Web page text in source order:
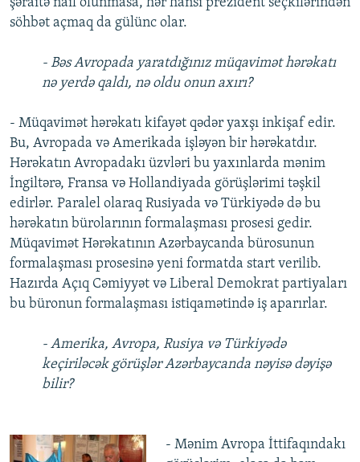
şəraitə nail olunmasa, hər hansı prezident seçkilərindən
söhbət açmaq da gülünc olar.
- Bəs Avropada yaratdığınız müqavimət hərəkatı
nə yerdə qaldı, nə oldu onun axırı?
- Müqavimət hərəkatı kifayət qədər yaxşı inkişaf edir.
Bu, Avropada və Amerikada işləyən bir hərəkatdır.
Hərəkatın Avropadakı üzvləri bu yaxınlarda mənim
İngiltərə, Fransa və Hollandiyada görüşlərimi təşkil
edirlər. Paralel olaraq Rusiyada və Türkiyədə də bu
hərəkatın bürolarının formalaşması prosesi gedir.
Müqavimət Hərəkatının Azərbaycanda bürosunun
formalaşması prosesinə yeni formatda start verilib.
Hazırda Açıq Cəmiyyət və Liberal Demokrat partiyaları
bu büronun formalaşması istiqamətində iş aparırlar.
- Amerika, Avropa, Rusiya və Türkiyədə
keçiriləcək görüşlər Azərbaycanda nəyisə dəyişə
bilir?
- Mənim Avropa İttifaqındakı